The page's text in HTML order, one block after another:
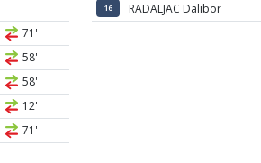
71'
58'
58'
12'
71'
16 RADALJAC Dalibor